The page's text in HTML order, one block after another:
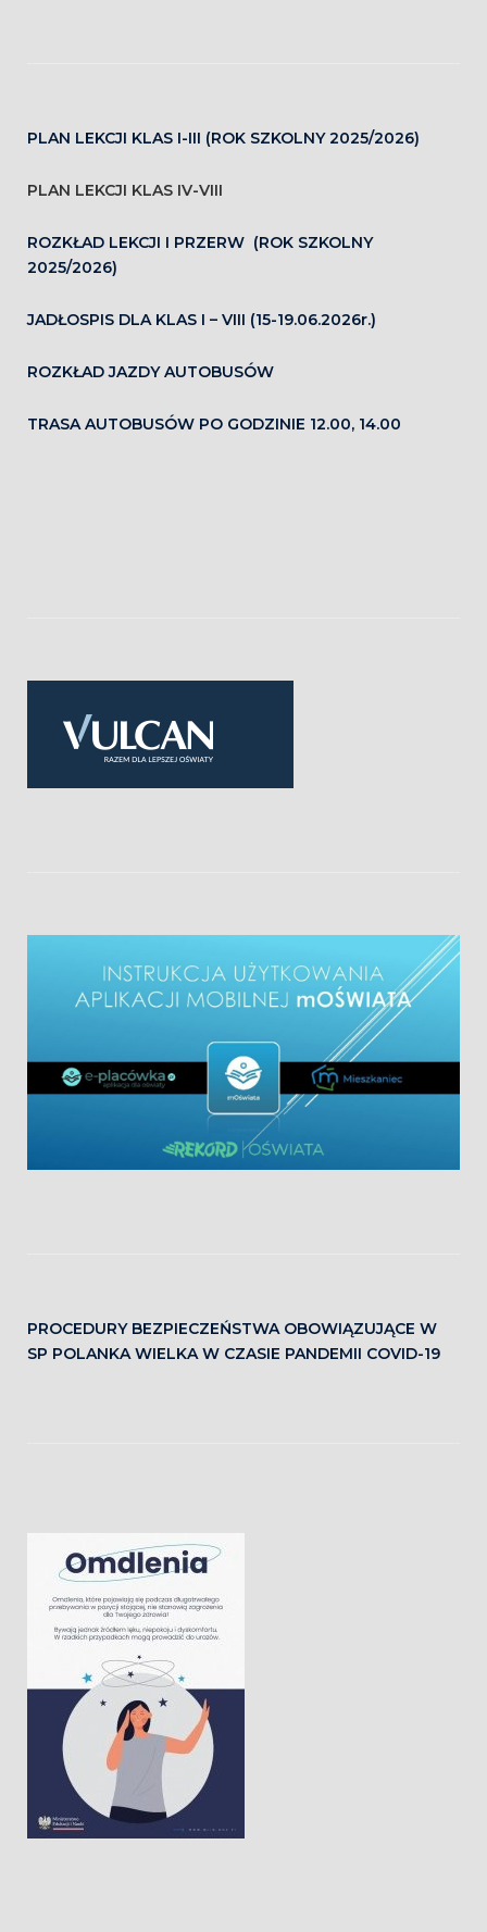
PLAN LEKCJI KLAS I-III (ROK SZKOLNY 2025/2026)
PLAN LEKCJI KLAS IV-VIII
ROZKŁAD LEKCJI I PRZERW (ROK SZKOLNY
2025/2026)
JADŁOSPIS DLA KLAS I – VIII (15-19.06.2026r.)
ROZKŁAD JAZDY AUTOBUSÓW
TRASA AUTOBUSÓW PO GODZINIE 12.00, 14.00
PROCEDURY BEZPIECZEŃSTWA OBOWIĄZUJĄCE W
SP POLANKA WIELKA W CZASIE PANDEMII COVID-19